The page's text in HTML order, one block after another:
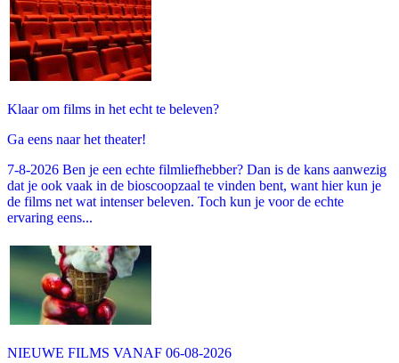
Klaar om films in het echt te beleven?
Ga eens naar het theater!
7-8-2026 Ben je een echte filmliefhebber? Dan is de kans aanwezig
dat je ook vaak in de bioscoopzaal te vinden bent, want hier kun je
de films net wat intenser beleven. Toch kun je voor de echte
ervaring eens...
NIEUWE FILMS VANAF 06-08-2026